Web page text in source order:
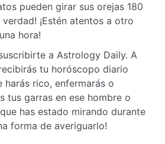
pueden girar sus orejas 180
verdad! ¡Estén atentos a otro
hora!
a Astrology Daily. A
tu horóscopo diario
harás rico, enfermarás o
tus garras en ese hombre o
has estado mirando durante
forma de averiguarlo!